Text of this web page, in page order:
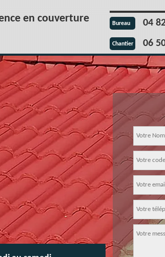
en couverture Bureau 04
Chantier 06